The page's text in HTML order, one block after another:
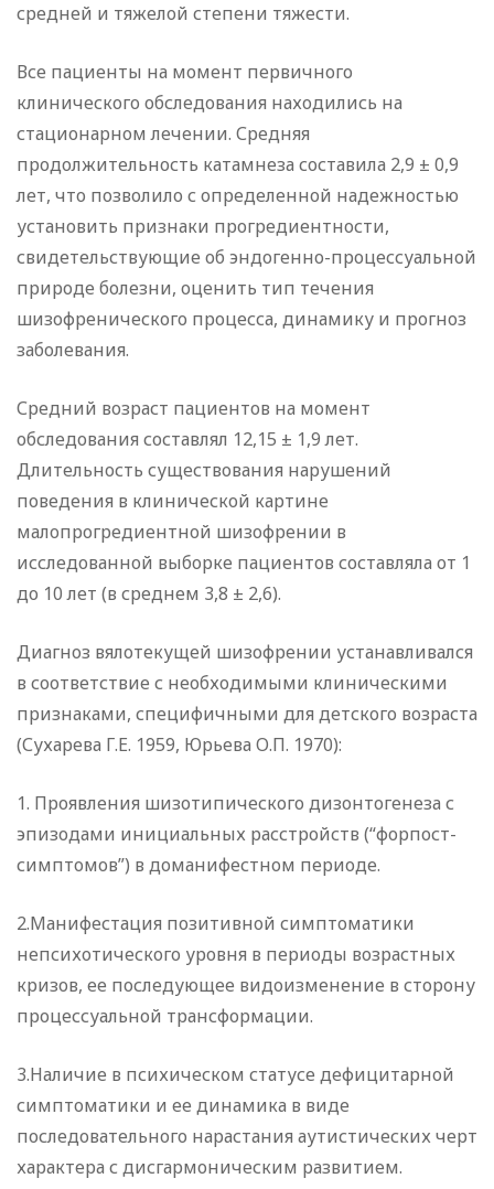
средней и тяжелой степени тяжести.
Все пациенты на момент первичного
клинического обследования находились на
стационарном лечении. Средняя
продолжительность катамнеза составила 2,9 ± 0,9
лет, что позволило с определенной надежностью
установить признаки прогредиентности,
свидетельствующие об эндогенно-процессуальной
природе болезни, оценить тип течения
шизофренического процесса, динамику и прогноз
заболевания.
Средний возраст пациентов на момент
обследования составлял 12,15 ± 1,9 лет.
Длительность существования нарушений
поведения в клинической картине
малопрогредиентной шизофрении в
исследованной выборке пациентов составляла от 1
до 10 лет (в среднем 3,8 ± 2,6).
Диагноз вялотекущей шизофрении устанавливался
в соответствие с необходимыми клиническими
признаками, специфичными для детского возраста
(Сухарева Г.Е. 1959, Юрьева О.П. 1970):
1. Проявления шизотипического дизонтогенеза с
эпизодами инициальных расстройств (“форпост-
симптомов”) в доманифестном периоде.
2.Манифестация позитивной симптоматики
непсихотического уровня в периоды возрастных
кризов, ее последующее видоизменение в сторону
процессуальной трансформации.
3.Наличие в психическом статусе дефицитарной
симптоматики и ее динамика в виде
последовательного нарастания аутистических черт
характера с дисгармоническим развитием.